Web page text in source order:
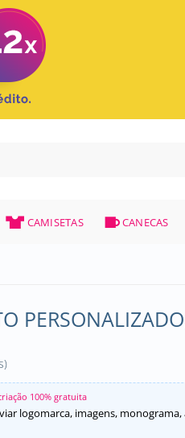
CAMISETAS CANECAS
100% gratuita
logomarca, imagens,